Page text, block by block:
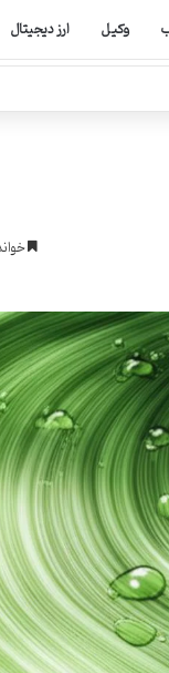
وکیل ارز دیجیتال
خواندن